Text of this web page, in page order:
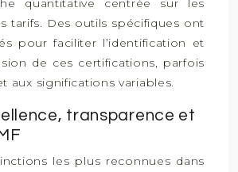
quantitative centrée sur les
tarifs. Des outils spécifiques ont
pour faciliter l’identification et
de ces certifications, parfois
aux significations variables.
transparence et
les plus reconnues dans